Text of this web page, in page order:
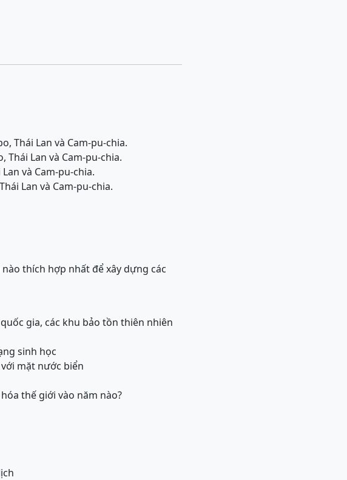
Thái Lan và Cam-pu-chia.
Thái Lan và Cam-pu-chia.
và Cam-pu-chia.
Lan và Cam-pu-chia.
thích hợp nhất để xây dựng các
gia, các khu bảo tồn thiên nhiên
sinh học
mặt nước biển
thế giới vào năm nào?